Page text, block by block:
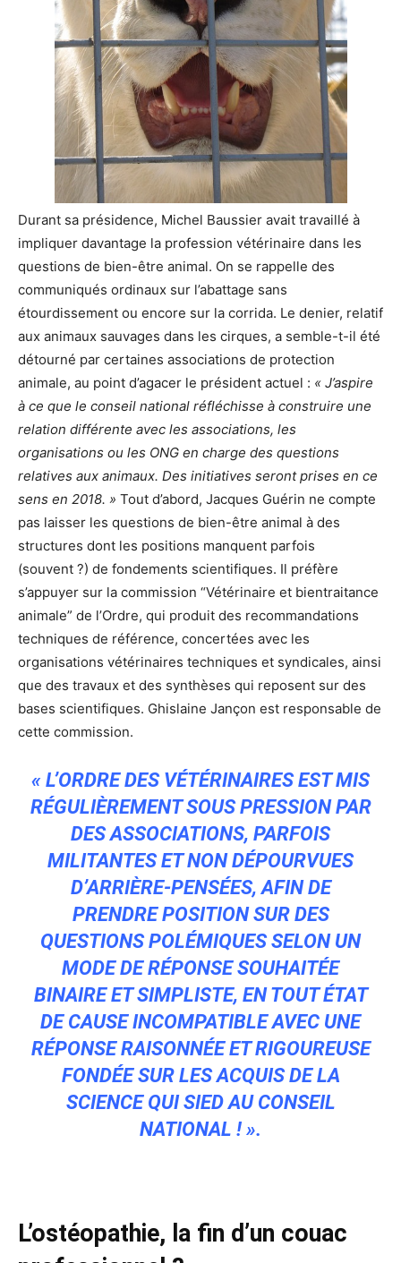
Durant sa présidence, Michel Baussier avait travaillé à
impliquer davantage la profession vétérinaire dans les
questions de bien-être animal. On se rappelle des
communiqués ordinaux sur l’abattage sans
étourdissement ou encore sur la corrida. Le denier, relatif
aux animaux sauvages dans les cirques, a semble-t-il été
détourné par certaines associations de protection
animale, au point d’agacer le président actuel : « J’aspire
à ce que le conseil national réfléchisse à construire une
relation différente avec les associations, les
organisations ou les ONG en charge des questions
relatives aux animaux. Des initiatives seront prises en ce
sens en 2018. » Tout d’abord, Jacques Guérin ne compte
pas laisser les questions de bien-être animal à des
structures dont les positions manquent parfois
(souvent ?) de fondements scientifiques. Il préfère
s’appuyer sur la commission “Vétérinaire et bientraitance
animale” de l’Ordre, qui produit des recommandations
techniques de référence, concertées avec les
organisations vétérinaires techniques et syndicales, ainsi
que des travaux et des synthèses qui reposent sur des
bases scientifiques. Ghislaine Jançon est responsable de
cette commission.
« L’ORDRE DES VÉTÉRINAIRES EST MIS
RÉGULIÈREMENT SOUS PRESSION PAR
DES ASSOCIATIONS, PARFOIS
MILITANTES ET NON DÉPOURVUES
D’ARRIÈRE-PENSÉES, AFIN DE
PRENDRE POSITION SUR DES
QUESTIONS POLÉMIQUES SELON UN
MODE DE RÉPONSE SOUHAITÉE
BINAIRE ET SIMPLISTE, EN TOUT ÉTAT
DE CAUSE INCOMPATIBLE AVEC UNE
RÉPONSE RAISONNÉE ET RIGOUREUSE
FONDÉE SUR LES ACQUIS DE LA
SCIENCE QUI SIED AU CONSEIL
NATIONAL ! ».
L’ostéopathie, la fin d’un couac